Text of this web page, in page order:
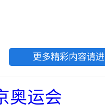
更多精彩内容请
奥运会